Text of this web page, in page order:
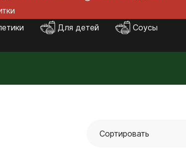
Для детей
Соусы
Сортировать